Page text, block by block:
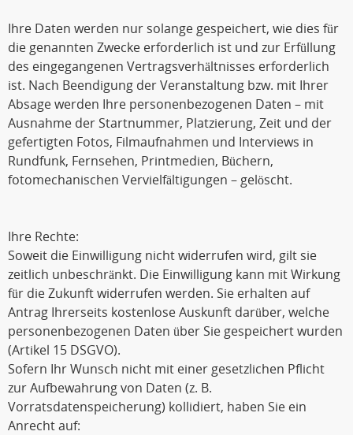
Ihre Daten werden nur solange gespeichert, wie dies für
die genannten Zwecke erforderlich ist und zur Erfüllung
des eingegangenen Vertragsverhältnisses erforderlich
ist. Nach Beendigung der Veranstaltung bzw. mit Ihrer
Absage werden Ihre personenbezogenen Daten – mit
Ausnahme der Startnummer, Platzierung, Zeit und der
gefertigten Fotos, Filmaufnahmen und Interviews in
Rundfunk, Fernsehen, Printmedien, Büchern,
fotomechanischen Vervielfältigungen – gelöscht.
Ihre Rechte:
Soweit die Einwilligung nicht widerrufen wird, gilt sie
zeitlich unbeschränkt. Die Einwilligung kann mit Wirkung
für die Zukunft widerrufen werden. Sie erhalten auf
Antrag Ihrerseits kostenlose Auskunft darüber, welche
personenbezogenen Daten über Sie gespeichert wurden
(Artikel 15 DSGVO).
Sofern Ihr Wunsch nicht mit einer gesetzlichen Pflicht
zur Aufbewahrung von Daten (z. B.
Vorratsdatenspeicherung) kollidiert, haben Sie ein
Anrecht auf: